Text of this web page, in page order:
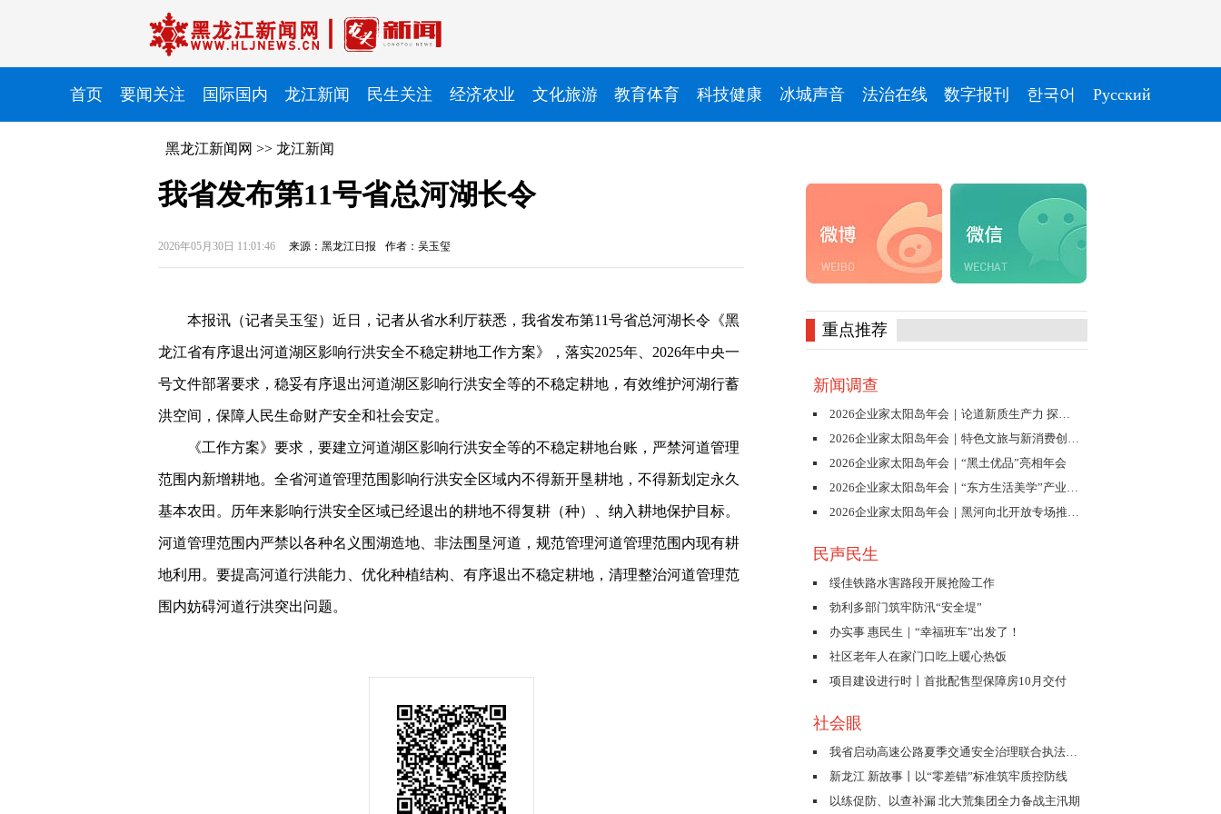
首页 要闻关注 国际国内 龙江新闻 民生关注 经济农业 文化旅游 教育体育 科技健康 冰城声音 法治在线 数字报刊 한국어 Pусский
黑龙江新闻网 >> 龙江新闻
我省发布第11号省总河湖长令
2026年05月30日 11:01:46 来源：黑龙江日报 作者：吴玉玺
本报讯（记者吴玉玺） 近日，记者从省水利厅获悉，我省发布第11号省总河湖长令《黑
龙江省有序退出河道湖区影响行洪安全不稳定耕地工作方案》，落实2025年、2026年中央一
号文件部署要求，稳妥有序退出河道湖区影响行洪安全等的不稳定耕地，有效维护河湖行蓄
洪空间，保障人民生命财产安全和社会安定。
《工作方案》要求，要建立河道湖区影响行洪安全等的不稳定耕地台账，严禁河道管理
范围内新增耕地。全省河道管理范围影响行洪安全区域内不得新开垦耕地，不得新划定永久
基本农田。历年来影响行洪安全区域已经退出的耕地不得复耕（种）、纳入耕地保护目标。
河道管理范围内严禁以各种名义围湖造地、非法围垦河道，规范管理河道管理范围内现有耕
地利用。要提高河道行洪能力、优化种植结构、有序退出不稳定耕地，清理整治河道管理范
围内妨碍河道行洪突出问题。